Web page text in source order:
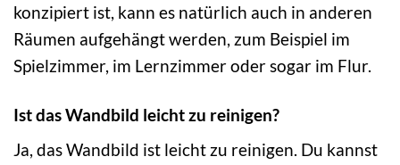
konzipiert ist, kann es natürlich auch in anderen
Räumen aufgehängt werden, zum Beispiel im
Spielzimmer, im Lernzimmer oder sogar im Flur.
Ist das Wandbild leicht zu reinigen?
Ja, das Wandbild ist leicht zu reinigen. Du kannst